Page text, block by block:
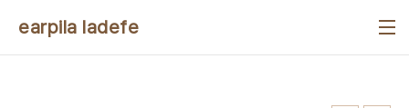
earpila ladefe